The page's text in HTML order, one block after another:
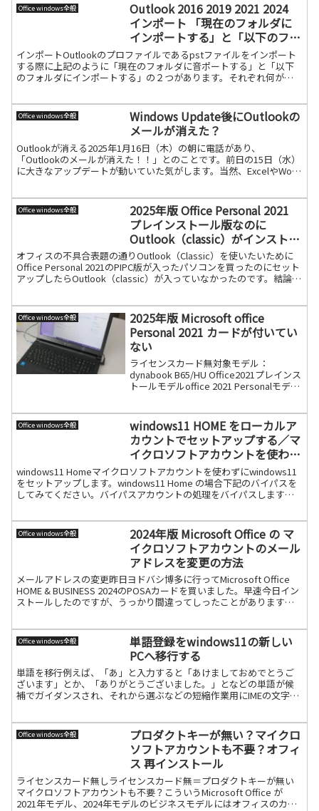
Office windows全般
Outlook 2016 2019 2021 2024
インポート 「現在のフォルダに
インポートする」と「以下のフォ
ルダにインポートする」の違い
インポートOutlookのプロファイルであるpstファイルをインポート
する際に上記のように「現在のフォルダに音ポートする」と「以下
のフォルダにインポートする」の２つがあります。それぞれ何が違
Office windows全般
Windows Update後にOutlookの
メールが消えた？
Outlookが消える2025年1月16日（木）の朝に電話があり、
「Outlookのメールが消えた！！」とのことです。前日の15日（水）
に大きなアップデートが動いていた気がします。当然、ExcelやWord
Office windows全般
2025年版 Office Personal 2021
プレインストール版なのに
Outlook（classic）がインストー
ルされていない
オフィスの不具合表題の通りOutlook（Classic）を使いたいために
Office Personal 2021のPIPC版が入ったパソコンを買ったのにセット
アップしたらOutlook（classic）が入っていなかったのです。結論か
Office windows全般
2025年版 Microsoft office
Personal 2021 カードが付いてい
ない
ライセンスカード無対象モデル：
dynabook B65/HU Office2021プレインス
トールモデルoffice 2021 Personalモデル
す。通常通り続きを読む
Office windows全般
windows11 HOME をローカルア
カウントでセットアップする／マ
イクロソフトアカウントを使わな
い
windows11 Homeマイクロソフトアカウントを使わずにwindows11
をセットアップします。windows11 Home の場合下記のバイパスを
してみてください。バイパスアカウントの処理をバイパスします。
Office windows全般
2024年版 Microsoft Office の マ
イクロソフトアカウントのメール
アドレスを変更の方法
メールアドレスの変更昨日ヨドバシ博多に行ってMicrosoft Office
HOME & BUSINESS 2024のPOSAカードを買いました。早速今日イン
ストールしたのですが、うっかり間違ってしったことがあります。
Office windows全般
単語登録をwindows11の新しい
PCへ移行する
単語を移行例えば、「あ」と入力すると「あけましておめでとうご
ざいます」とか、「ありがとうございました。」となどの単語が候
補でガイダンスされ、それから選ぶなどの短縮作業用にIMEの文字シ
Office windows全般
プロダクトキーが無い？マイクロ
ソフトアカウントも不要？オフィ
ス 再インストール
ライセンスカード無しライセンスカード無＝プロダクトキーが無い
マイクロソフトアカウントも不要？こういうMicrosoft Office が
2021年モデル、2024年モデルのビジネスモデルにはオフィスのカー